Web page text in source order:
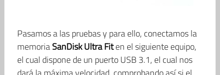
Pasamos a las pruebas y para ello, conectamos la
memoriaSanDisk Ultra Fiten el siguiente equipo,
el cual dispone de un puerto USB 3.1, el cual nos